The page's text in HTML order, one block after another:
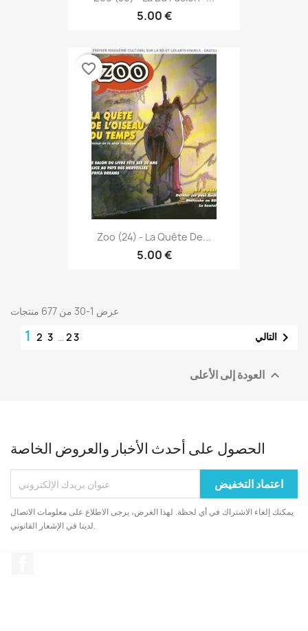
5.00 €
Zoo (24) - La Quête De...
5.00 €
favorite_border
عرض 1-30 من 677 منتجات
1 2 3 … 23 التالي 

الحصول على أحدث الأخبار والعروض الخاصة
يمكنك إلغاء الاشتراك في أي لحظة. لهذا الغرض، يرجى الاطلاع على معلومات الاتصال
لدينا في الإشعار القانوني.